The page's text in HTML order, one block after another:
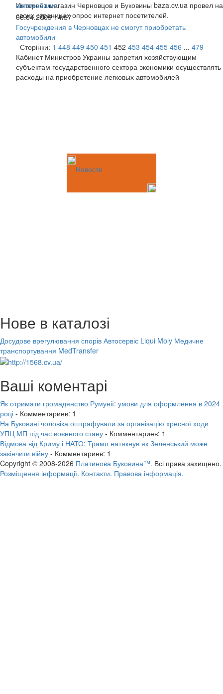
Интернет магазин Черновцов и Буковины baza.cv.ua провел на
своих страницах опрос интернет посетителей.
06.04.2009 14:57
Госучреждения в Черновцах не смогут приобретать
автомобили
Кабинет Министров Украины запретил хозяйствующим
субъектам государственного сектора экономики осуществлять
расходы на приобретение легковых автомобилей
Сторінки: 1 448 449 450 451 452 453 454 455 456 ... 479
Новости
Нове в каталозі
Досудове врегулювання спорів Автосервіс Liqui Moly Медичне
транспортування MedTransfer
Ваші коментарі
Як отримати громадянство Румунії: умови для оформлення в 2024
році - Комментариев: 1
На Буковині чоловіка оштрафували за організацію хресної ходи
УПЦ МП під час воєнного стану - Комментариев: 1
Відмова від Криму і НАТО: Трамп натякнув як Зеленський може
закінчити війну - Комментариев: 1
Copyright © 2008-2026 Платинова Буковина™. Всі права захищено.
Розміщення інформації. Контакти. Правова інформація.